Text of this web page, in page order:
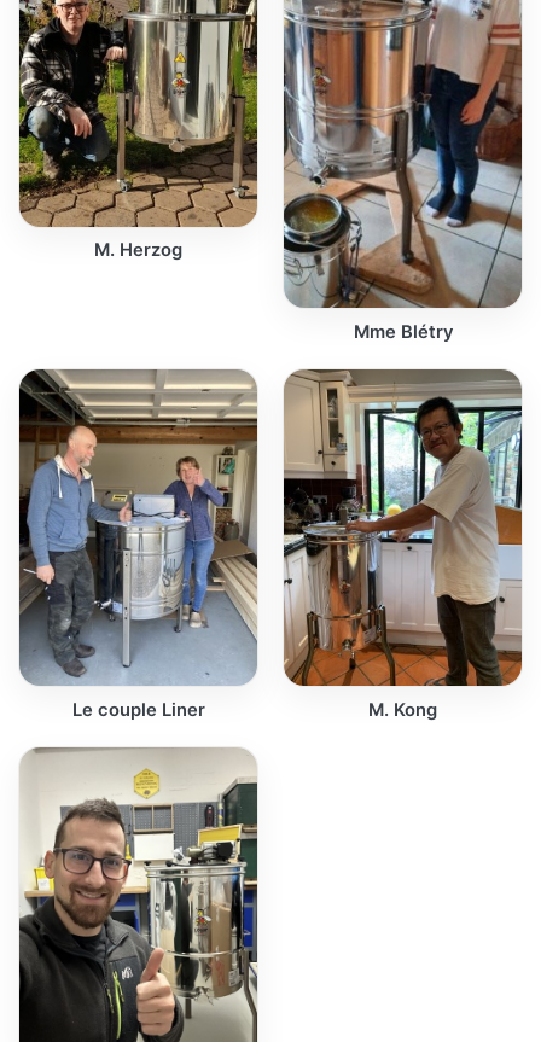
M. Herzog
Mme Blétry
Le couple Liner M. Kong